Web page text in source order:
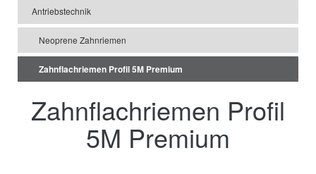
Antriebstechnik
Neoprene Zahnriemen
Zahnflachriemen Profil 5M Premium
Zahnflachriemen Profil
5M Premium